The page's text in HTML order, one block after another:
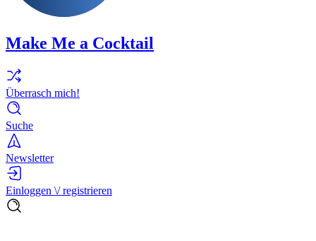
Make Me a Cocktail
Überrasch mich!
Suche
Newsletter
Einloggen \/ registrieren